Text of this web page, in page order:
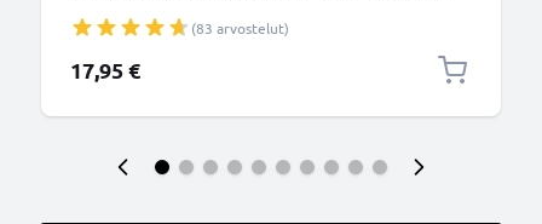
(83 arvostelut)
17,95 €